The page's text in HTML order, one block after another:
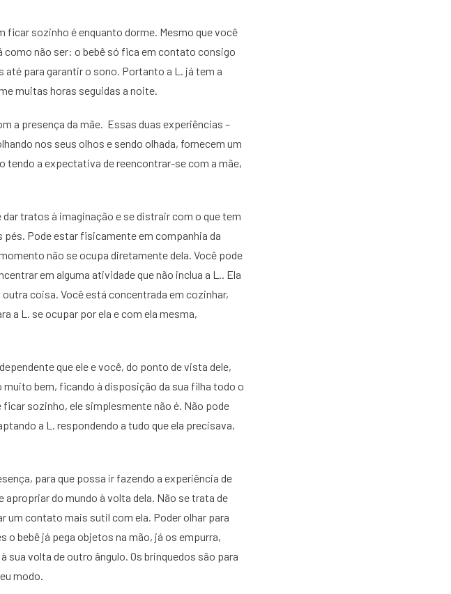
ficar sozinho é enquanto dorme. Mesmo que você
como não ser: o bebê só fica em contato consigo
para garantir o sono. Portanto a L. já tem a
muitas horas seguidas a noite.
a presença da mãe. Essas duas experiências –
nos seus olhos e sendo olhada, fornecem um
a expectativa de reencontrar-se com a mãe,
tratos à imaginação e se distrair com o que tem
Pode estar fisicamente em companhia da
não se ocupa diretamente dela. Você pode
em alguma atividade que não inclua a L.. Ela
coisa. Você está concentrada em cozinhar,
a L. se ocupar por ela e com ela mesma,
que ele e você, do ponto de vista dele,
bem, ficando à disposição da sua filha todo o
sozinho, ele simplesmente não é. Não pode
a L. respondendo a tudo que ela precisava,
para que possa ir fazendo a experiência de
do mundo à volta dela. Não se trata de
um contato mais sutil com ela. Poder olhar para
o bebê já pega objetos na mão, já os empurra,
volta de outro ângulo. Os brinquedos são para
modo.